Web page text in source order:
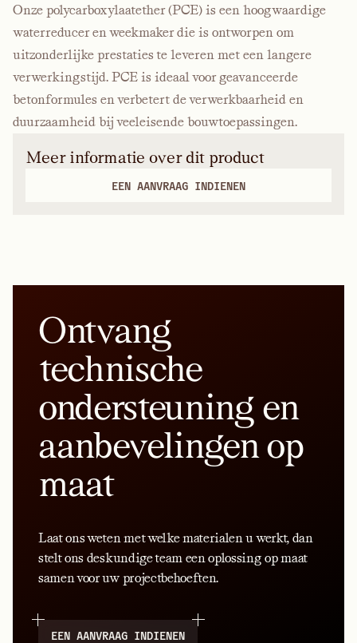
Onze polycarboxylaatether (PCE) is een hoogwaardige
waterreducer en weekmaker die is ontworpen om
uitzonderlijke prestaties te leveren met een langere
verwerkingstijd. PCE is ideaal voor geavanceerde
betonformules en verbetert de verwerkbaarheid en
duurzaamheid bij veeleisende bouwtoepassingen.
Meer informatie over dit product
EEN AANVRAAG INDIENEN
Ontvang
technische
ondersteuning en
aanbevelingen op
maat
Laat ons weten met welke materialen u werkt, dan
stelt ons deskundige team een oplossing op maat
samen voor uw projectbehoeften.
EEN AANVRAAG INDIENEN